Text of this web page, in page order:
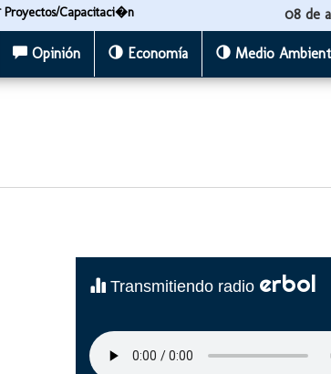
Proyectos/Capacitaci�n 08 de
Opinión Economía Medio
Transmitiendo radio erbol